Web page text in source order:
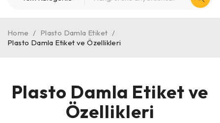
Home / Plasto Damla Etiket /
Plasto Damla Etiket ve Özellikleri
Plasto Damla Etiket ve
Özellikleri